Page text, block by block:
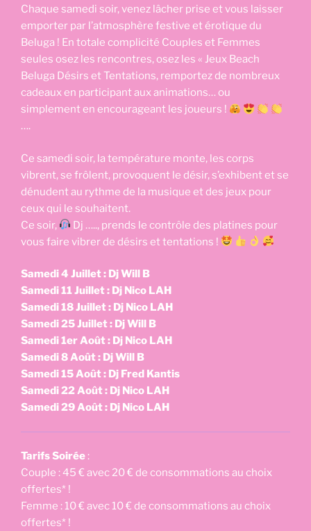
Chaque samedi soir, venez lâcher prise et vous laisser
emporter par l’atmosphère festive et érotique du
Beluga ! En totale complicité Couples et Femmes
seules osez les rencontres, osez les « Jeux Beach
Beluga Désirs et Tentations, remportez de nombreux
cadeaux en participant aux animations… ou
simplement en encourageant les joueurs !
….
Ce samedi soir, la température monte, les corps
vibrent, se frôlent, provoquent le désir, s’exhibent et se
dénudent au rythme de la musique et des jeux pour
ceux qui le souhaitent.
Ce soir,
Dj ….., prends le contrôle des platines pour
vous faire vibrer de désirs et tentations !
Samedi 4 Juillet : Dj Will B
Samedi 11 Juillet : Dj Nico LAH
Samedi 18 Juillet : Dj Nico LAH
Samedi 25 Juillet : Dj Will B
Samedi 1er Août : Dj Nico LAH
Samedi 8 Août : Dj Will B
Samedi 15 Août : Dj Fred Kantis
Samedi 22 Août : Dj Nico LAH
Samedi 29 Août : Dj Nico LAH
Tarifs Soirée :
Couple : 45 € avec 20 € de consommations au choix
offertes* !
Femme : 10 € avec 10 € de consommations au choix
offertes* !